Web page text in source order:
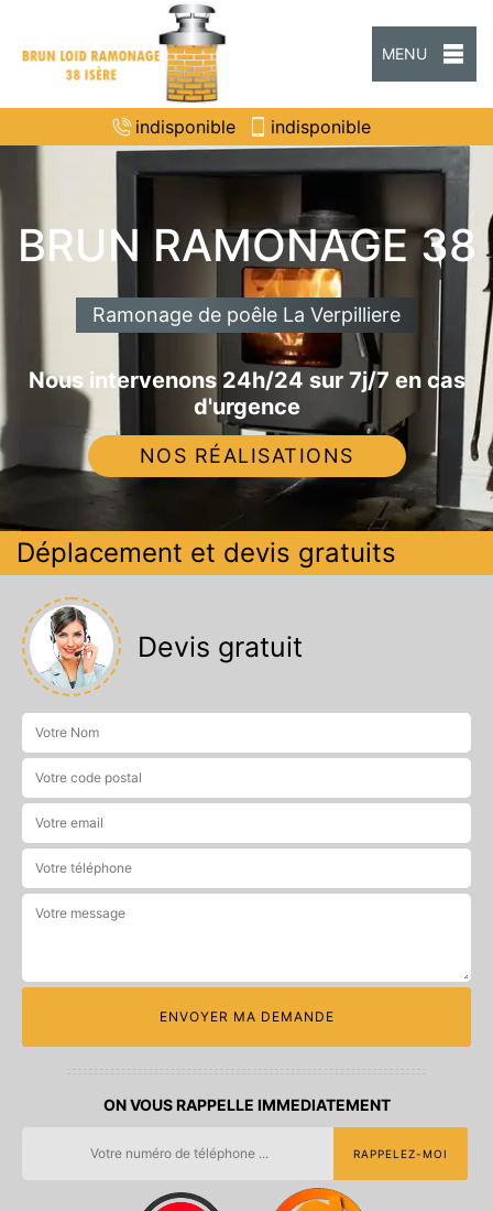
MENU
indisponible indisponible
BRUN RAMONAGE 38
Ramonage de poêle La Verpilliere
Nous intervenons 24h/24 sur 7j/7 en cas
d'urgence
NOS RÉALISATIONS
Déplacement et devis gratuits
Devis gratuit
ON VOUS RAPPELLE IMMEDIATEMENT